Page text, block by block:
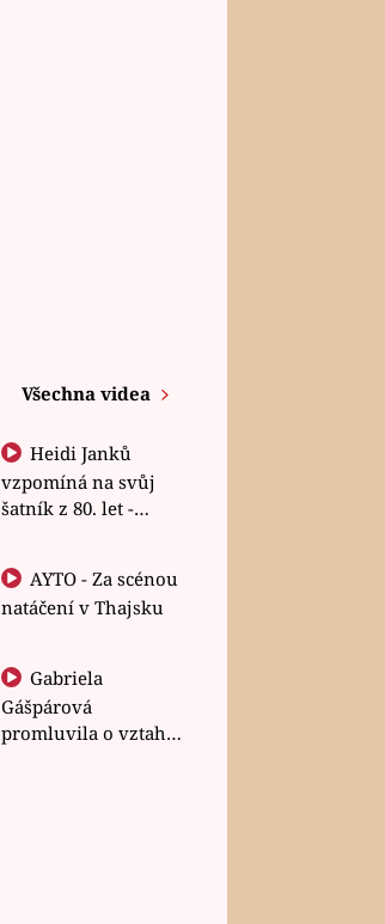
Všechna videa
Heidi Janků
vzpomíná na svůj
šatník z 80. let -
natáčení v Thajsku
Gabriela
Gášpárová
promluvila o vztahu